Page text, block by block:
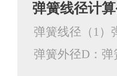
弹簧线径计
弹簧线径（1）
弹簧外径D：弹